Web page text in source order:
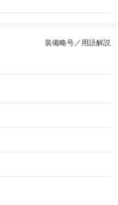
装備略号／用語解説